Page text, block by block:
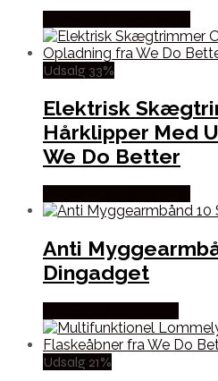
Udsalg 33%
Elektrisk
Hårklipper Med
We Do Better
Anti
Dingadget
Udsalg 21%